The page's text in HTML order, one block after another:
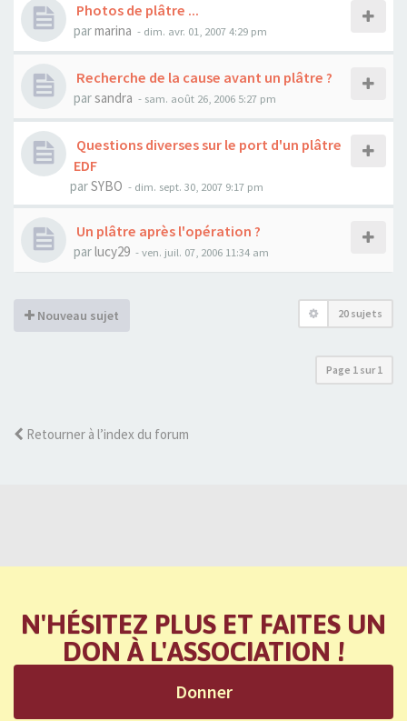
Photos de plâtre ...
parmarina - dim. avr. 01, 2007 4:29 pm
Recherche de la cause avant un plâtre ?
parsandra - sam. août 26, 2006 5:27 pm
Questions diverses sur le port d'un plâtre
EDF
parSYBO - dim. sept. 30, 2007 9:17 pm
Un plâtre après l'opération ?
parlucy29 - ven. juil. 07, 2006 11:34 am
Nouveau sujet 20 sujets
Page 1 sur1
Retourner à l’index du forum
N'HÉSITEZ PLUS ET FAITES UN
DON À L'ASSOCIATION !
Donner